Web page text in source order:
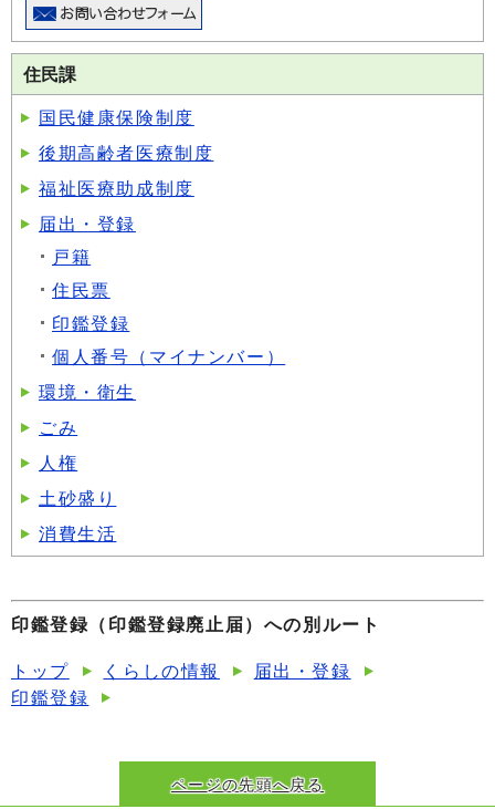
住民課
国民健康保険制度
後期高齢者医療制度
福祉医療助成制度
届出・登録
戸籍
住民票
印鑑登録
個人番号（マイナンバー）
環境・衛生
ごみ
人権
土砂盛り
消費生活
印鑑登録（印鑑登録廃止届）への別ルート
トップ
くらしの情報
届出・登録
印鑑登録
ページの先頭へ戻る